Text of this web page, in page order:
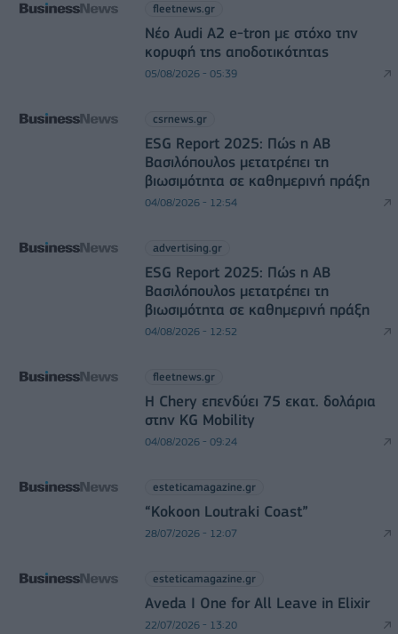
fleetnews.gr
Νέο Audi A2 e-tron με στόχο την
κορυφή της αποδοτικότητας
05/08/2026 - 05:39
csrnews.gr
ESG Report 2025: Πώς η ΑΒ
Βασιλόπουλος μετατρέπει τη
βιωσιμότητα σε καθημερινή πράξη
04/08/2026 - 12:54
advertising.gr
ESG Report 2025: Πώς η ΑΒ
Βασιλόπουλος μετατρέπει τη
βιωσιμότητα σε καθημερινή πράξη
04/08/2026 - 12:52
fleetnews.gr
Η Chery επενδύει 75 εκατ. δολάρια
στην KG Mobility
04/08/2026 - 09:24
esteticamagazine.gr
“Kokoon Loutraki Coast”
28/07/2026 - 12:07
esteticamagazine.gr
Aveda I One for All Leave in Elixir
22/07/2026 - 13:20